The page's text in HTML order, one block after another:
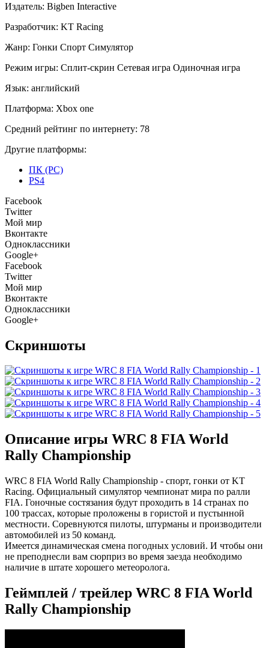
Издатель: Bigben Interactive
Разработчик: KT Racing
Жанр: Гонки Спорт Симулятор
Режим игры: Сплит-скрин Сетевая игра Одиночная игра
Язык: английский
Платформа: Xbox one
Средний рейтинг по интернету: 78
Другие платформы:
ПК (PC)
PS4
Facebook
Twitter
Мой мир
Вконтакте
Одноклассники
Google+
Facebook
Twitter
Мой мир
Вконтакте
Одноклассники
Google+
Скриншоты
Описание игры WRC 8 FIA World
Rally Championship
WRC 8 FIA World Rally Championship - спорт, гонки от KT
Racing. Официальный симулятор чемпионат мира по ралли
FIA. Гоночные состязания будут проходить в 14 странах по
100 трассах, которые проложены в гористой и пустынной
местности. Соревнуются пилоты, штурманы и производители
автомобилей из 50 команд.
Имеется динамическая смена погодных условий. И чтобы они
не преподнесли вам сюрприз во время заезда необходимо
наличие в штате хорошего метеоролога.
Геймплей / трейлер WRC 8 FIA World
Rally Championship